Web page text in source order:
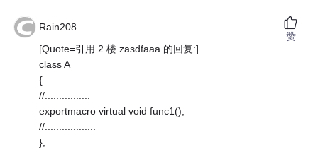
Rain208
[Quote=引用 2 楼 zasdfaaa 的回复:]
class A
{
//................
exportmacro virtual void func1();
//..................
};
赞